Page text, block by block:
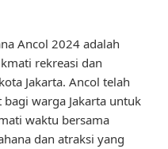
Ancol 2024 adalah
rekreasi dan
Jakarta. Ancol telah
warga Jakarta untuk
waktu bersama
dan atraksi yang